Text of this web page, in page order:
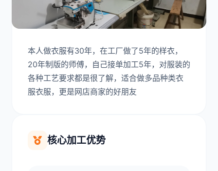
工厂介绍
本人做衣服有30年，在工厂做了5年的样衣，
20年制版的师傅，自己接单加工5年，对服装的
各种工艺要求都是很了解，适合做多品种类衣
服衣服，更是网店商家的好朋友
核心加工优势